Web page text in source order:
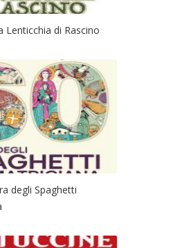
Lenticchia di Rascino
degli Spaghetti